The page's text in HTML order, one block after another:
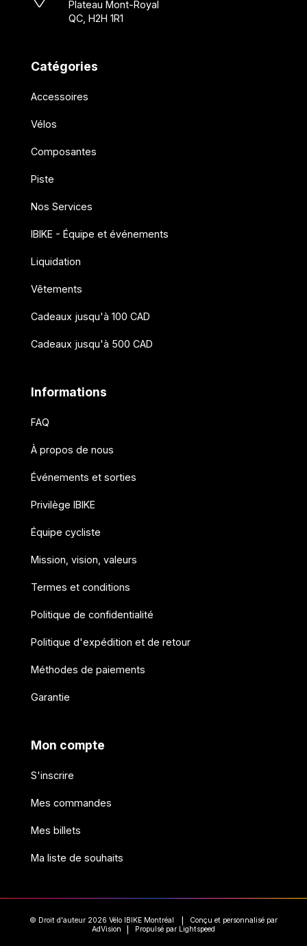
Plateau Mont-Royal
QC, H2H 1R1
Catégories
Accessoires
Vélos
Composantes
Piste
Nos Services
IBIKE - Équipe et événements
Liquidation
Vêtements
Cadeaux jusqu'à 100 CAD
Cadeaux jusqu'à 500 CAD
Informations
FAQ
À propos de nous
Événements et sorties
Privilège IBIKE
Équipe cycliste
Mission, vision, valeurs
Termes et conditions
Politique de confidentialité
Politique d'expédition et de retour
Méthodes de paiements
Garantie
Mon compte
S'inscrire
Mes commandes
Mes billets
Ma liste de souhaits
© Droit d'auteur 2026 Vélo IBIKE Montréal
Conçu et personnalisé par
AdVision
Propulsé par Lightspeed